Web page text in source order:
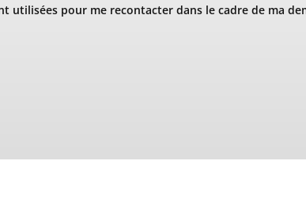
utilisées pour me recontacter dans le cadre de ma